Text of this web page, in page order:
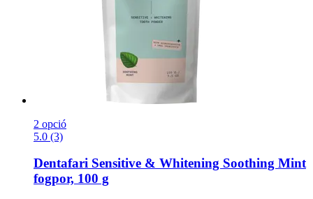
2 opció
5.0 (3)
Dentafari Sensitive & Whitening Soothing Mint
fogpor, 100 g